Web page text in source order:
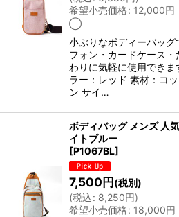
希望小売価格: 12,000円
◯
小ぶりなボディーバッグ
フォン・カードケース
わりに気軽に使用でき
ラー：レッド 素材：コ
ン サイ…
ボディバッグ メンズ 人
イトブルー
[P1067BL]
7,500円(税別)
(税込: 8,250円)
希望小売価格: 18,000円